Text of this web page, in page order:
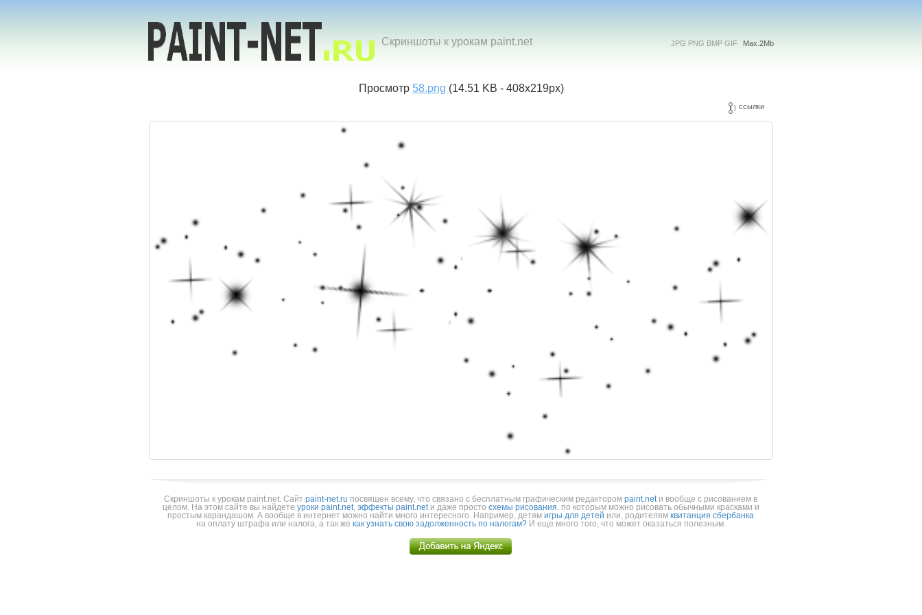
Скриншоты к урокам paint.net JPG PNG BMP GIF Max.2Mb
Просмотр 58.png (14.51 KB - 408x219px)
ссылки
Скриншоты к урокам paint.net.Cайтpaint-net.ru посвящен всему, что связано с бесплатным графическим редакторомpaint.net и вообще с рисованием в
целом. На этом сайте вы найдете уроки paint.net, эффекты paint.netи даже просто схемы рисования , по которым можно рисовать обычными красками и
простым карандашом. А вообще в интернет можно найти много интересного. Например, детямигры для детей или, родителямквитанция сбербанка
на оплату штрафа или налога, а так же как узнать свою задолженность по налогам?И еще много того, что может оказаться полезным.